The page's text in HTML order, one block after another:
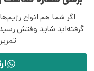
اگر شما هم انواع
گرفته‌اید شاید وقتش